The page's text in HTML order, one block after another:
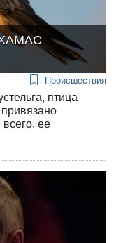
ХАМАС
Происшествия
птица
всего, ее